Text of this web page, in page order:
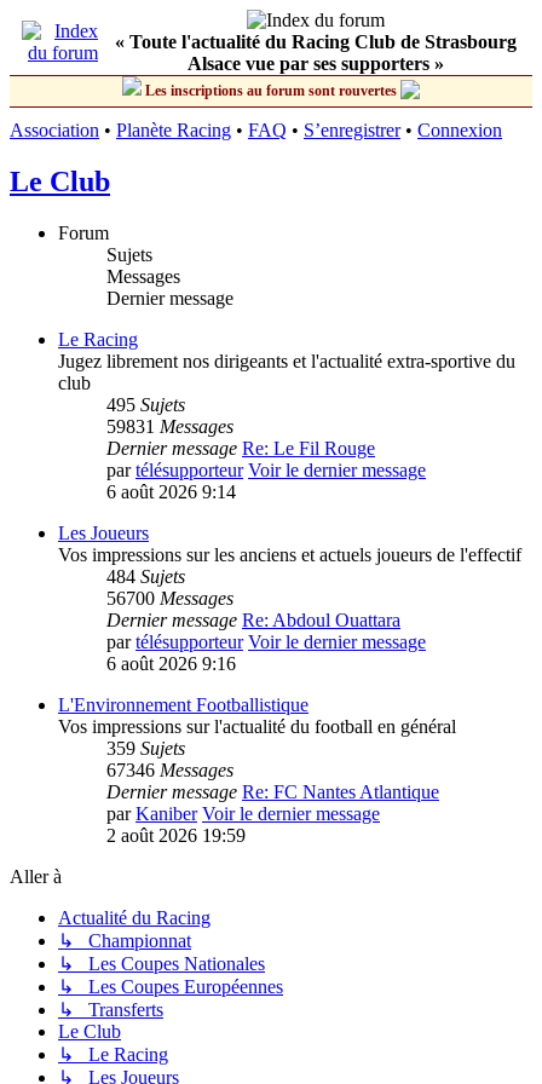
« Toute l'actualité du Racing Club de Strasbourg
Alsace vue par ses supporters »
Les inscriptions au forum sont rouvertes
Association • Planète Racing • FAQ • S’enregistrer• Connexion
Le Club
Forum
Sujets
Messages
Dernier message
Le Racing
Jugez librement nos dirigeants et l'actualité extra-sportive du
club
495 Sujets
59831 Messages
Dernier message Re: Le Fil Rouge
partélésupporteur Voir le dernier message
6 août 2026 9:14
Les Joueurs
Vos impressions sur les anciens et actuels joueurs de l'effectif
484 Sujets
56700 Messages
Dernier message Re: Abdoul Ouattara
partélésupporteur Voir le dernier message
6 août 2026 9:16
L'Environnement Footballistique
Vos impressions sur l'actualité du football en général
359 Sujets
67346 Messages
Dernier message Re: FC Nantes Atlantique
parKaniber Voir le dernier message
2 août 2026 19:59
Aller à
Actualité du Racing
↳ Championnat
↳ Les Coupes Nationales
↳ Les Coupes Européennes
↳ Transferts
Le Club
↳ Le Racing
↳ Les Joueurs